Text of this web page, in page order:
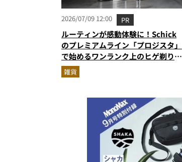
2026/07/09 12:00 PR
ルーティンが感動体験に！Schick
のプレミアムライン「プロジスタ」
で始めるワンランク上のヒゲ剃り習
慣
雑貨